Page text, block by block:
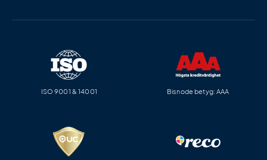
ISO 9001 & 14001 Bisnode betyg: AAA